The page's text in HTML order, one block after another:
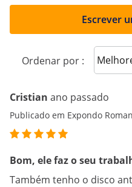
Escrever
Ordenar por : Sort
Cristian ano passado
Publicado em Expondo
Bom, ele faz o seu
Também tenho o disco